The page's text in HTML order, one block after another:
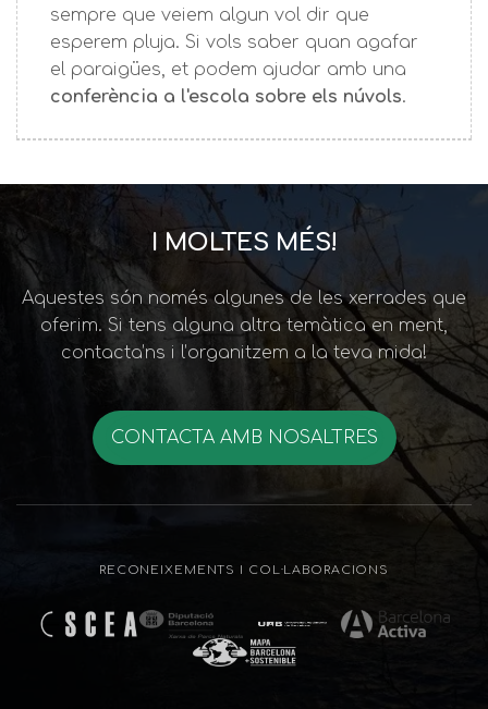
sempre que veiem algun vol dir que
esperem pluja. Si vols saber quan agafar
el paraigües, et podem ajudar amb una
conferència a l'escola sobre els núvols.
I MOLTES MÉS!
Aquestes són només algunes de les xerrades que
oferim. Si tens alguna altra temàtica en ment,
contacta’ns i l’organitzem a la teva mida!
CONTACTA AMB NOSALTRES
RECONEIXEMENTS I COL·LABORACIONS